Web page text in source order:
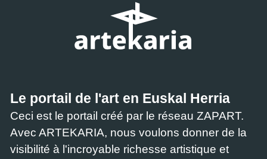
Le portail de l'art en Euskal Herria
Ceci est le portail créé par le réseau ZAPART.
Avec ARTEKARIA, nous voulons donner de la
visibilité à l'incroyable richesse artistique et